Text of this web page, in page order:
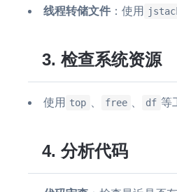
线程转储文件 ：使用
3. 检查系统资源
使用 top free df 等
4. 分析代码